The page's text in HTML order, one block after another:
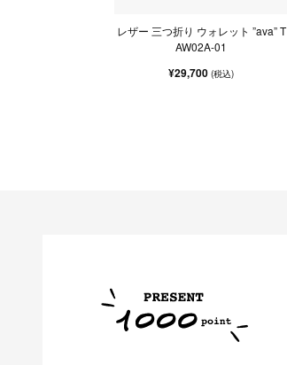
レザー 三つ折り ウォレット ”ava” T
AW02A-01
¥29,700(税込)